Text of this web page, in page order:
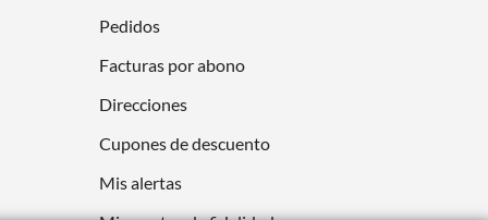
Pedidos
Facturas por abono
Direcciones
Cupones de descuento
Mis alertas